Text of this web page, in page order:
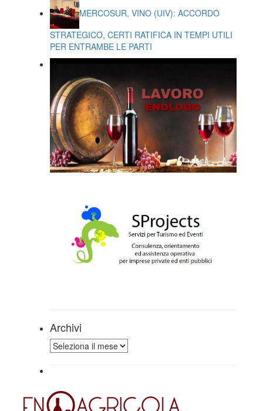
MERCOSUR, VINO (UIV): ACCORDO
STRATEGICO, CERTI RATIFICA IN TEMPI UTILI
PER ENTRAMBE LE PARTI
Archivi
Archivi